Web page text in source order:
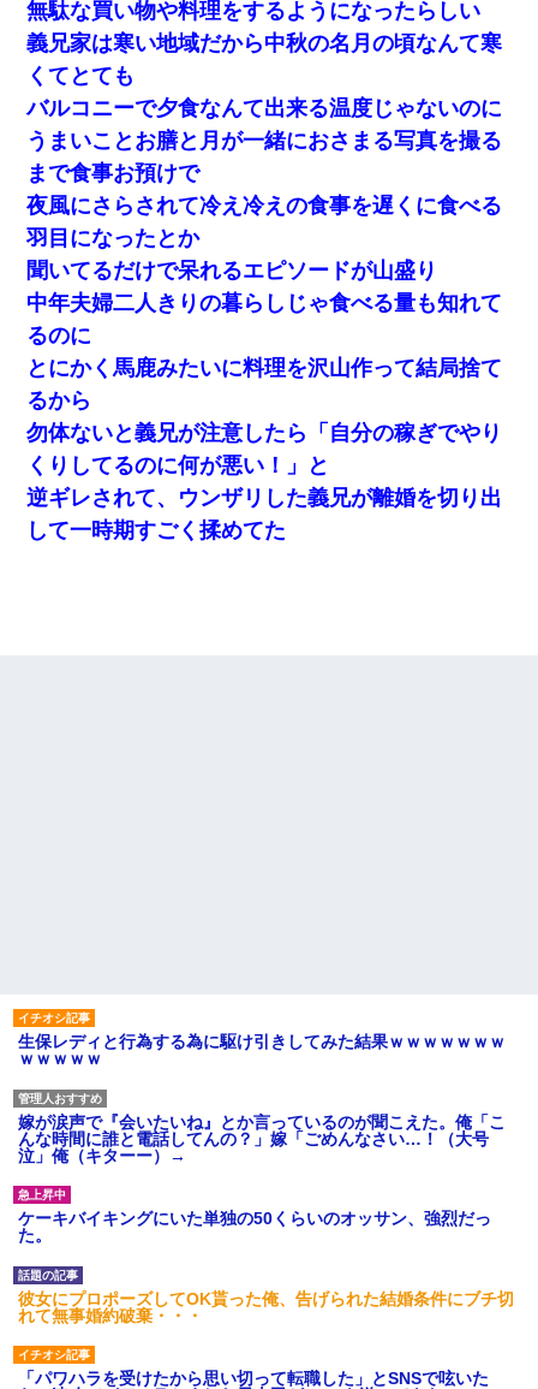
無駄な買い物や料理をするようになったらしい
義兄家は寒い地域だから中秋の名月の頃なんて寒
くてとても
バルコニーで夕食なんて出来る温度じゃないのに
うまいことお膳と月が一緒におさまる写真を撮る
まで食事お預けで
夜風にさらされて冷え冷えの食事を遅くに食べる
羽目になったとか
聞いてるだけで呆れるエピソードが山盛り
中年夫婦二人きりの暮らしじゃ食べる量も知れて
るのに
とにかく馬鹿みたいに料理を沢山作って結局捨て
るから
勿体ないと義兄が注意したら「自分の稼ぎでやり
くりしてるのに何が悪い！」と
逆ギレされて、ウンザリした義兄が離婚を切り出
して一時期すごく揉めてた
生保レディと行為する為に駆け引きしてみた結果ｗｗｗｗｗｗｗ
ｗｗｗｗｗ
嫁が涙声で『会いたいね』とか言っているのが聞こえた。俺「こ
んな時間に誰と電話してんの？」嫁「ごめんなさい…！（大号
泣」俺（キターー）→
ケーキバイキングにいた単独の50くらいのオッサン、強烈だっ
た。
彼女にプロポーズしてOK貰った俺、告げられた結婚条件にブチ切
れて無事婚約破棄・・・
「パワハラを受けたから思い切って転職した」とSNSで呟いた